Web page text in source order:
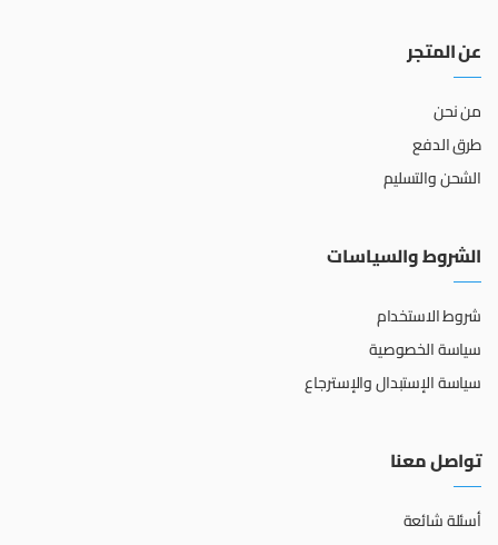
عن المتجر
من نحن
طرق الدفع
الشحن والتسليم
الشروط والسياسات
شروط الاستخدام
سياسة الخصوصية
سياسة الإستبدال والإسترجاع
تواصل معنا
أسئلة شائعة